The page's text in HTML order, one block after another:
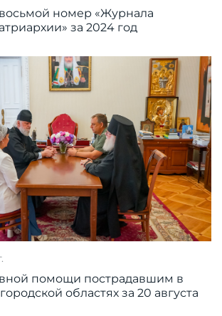
номер «Журнала
за 2024 год
помощи пострадавшим в
областях за 20 августа